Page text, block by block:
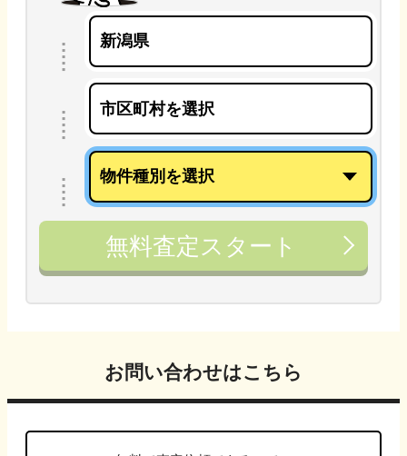
無料査定スタート
お問い合わせはこちら